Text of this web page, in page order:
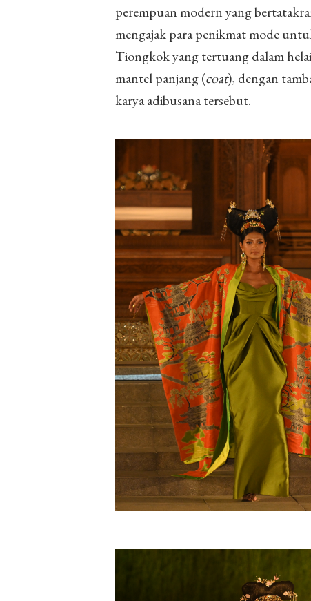
perempuan modern yang
mengajak para penikmat mode
Tiongkok yang tertuang dalam
mantel panjang (coat), dengan
karya adibusana tersebut.